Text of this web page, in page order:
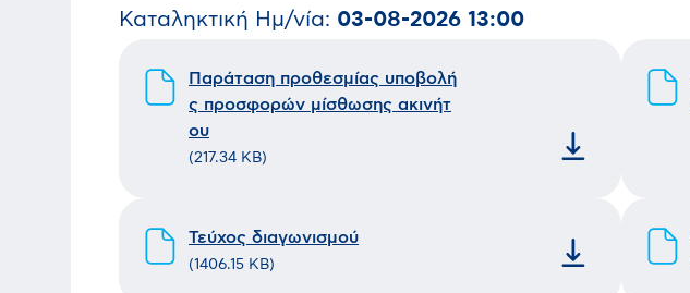
Καταληκτική Ημ/νία: 03-08-2026 13:00
Παράταση προθεσμίας υποβολή
ς προσφορών μίσθωσης ακινήτ
ου
(217.34 KB)
Τεύχος διαγωνισμού
(1406.15 KB)